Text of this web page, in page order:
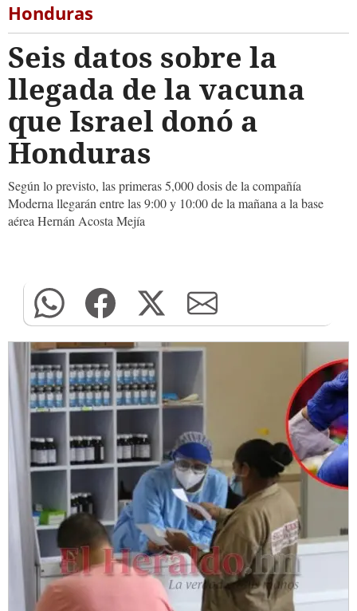
Honduras
Seis datos sobre la
llegada de la vacuna
que Israel donó a
Honduras
Según lo previsto, las primeras 5,000 dosis de la compañía
Moderna llegarán entre las 9:00 y 10:00 de la mañana a la base
aérea Hernán Acosta Mejía